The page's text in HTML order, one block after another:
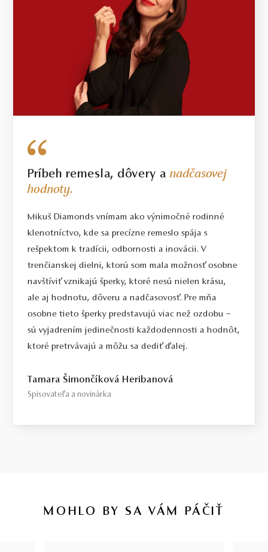
Príbeh remesla, dôvery anadčasovej
hodnoty.
Mikuš Diamonds vnímam ako výnimočné rodinné
klenotníctvo, kde sa precízne remeslo spája s
rešpektom k tradícii, odbornosti a inovácii. V
trenčianskej dielni, ktorú som mala možnosť osobne
navštíviť vznikajú šperky, ktoré nesú nielen krásu,
ale aj hodnotu, dôveru a nadčasovosť. Pre mňa
osobne tieto šperky predstavujú viac než ozdobu –
sú vyjadrením jedinečnosti každodennosti a hodnôt,
ktoré pretrvávajú a môžu sa dediť ďalej.
Tamara Šimončíková Heribanová
Spisovateľa a novinárka
MOHLO BY SA VÁM PÁČIŤ